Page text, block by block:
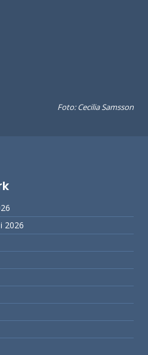
Foto: Cecilia Samsson
2026